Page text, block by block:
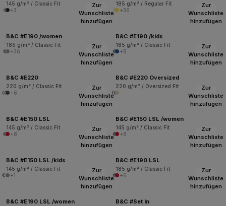
145 g/m² / Classic Fit
+3
185 g/m² / Regular Fit
+36
Zur
Wunschliste
hinzufügen
B&C #E190 /women
185 g/m² / Classic Fit
+36
Zur
Wunschliste
hinzufügen
B&C #E190 /kids
185 g/m² / Classic Fit
+8
Zur
Wunschliste
hinzufügen
B&C #E220
220 g/m² / Classic Fit
+6
Zur
Wunschliste
hinzufügen
B&C #E220 Oversized
220 g/m² / Oversized Fit
Zur
Wunschliste
hinzufügen
B&C #E150 LSL
145 g/m² / Classic Fit
+8
Zur
Wunschliste
hinzufügen
B&C #E150 LSL /women
145 g/m² / Classic Fit
+8
Zur
Wunschliste
hinzufügen
B&C #E150 LSL /kids
145 g/m² / Classic Fit
+1
Zur
Wunschliste
hinzufügen
B&C #E190 LSL
185 g/m² / Classic Fit
+6
Zur
Wunschliste
hinzufügen
B&C #E190 LSL /women
Zur
Wunschliste
hinzufügen
B&C #Set In